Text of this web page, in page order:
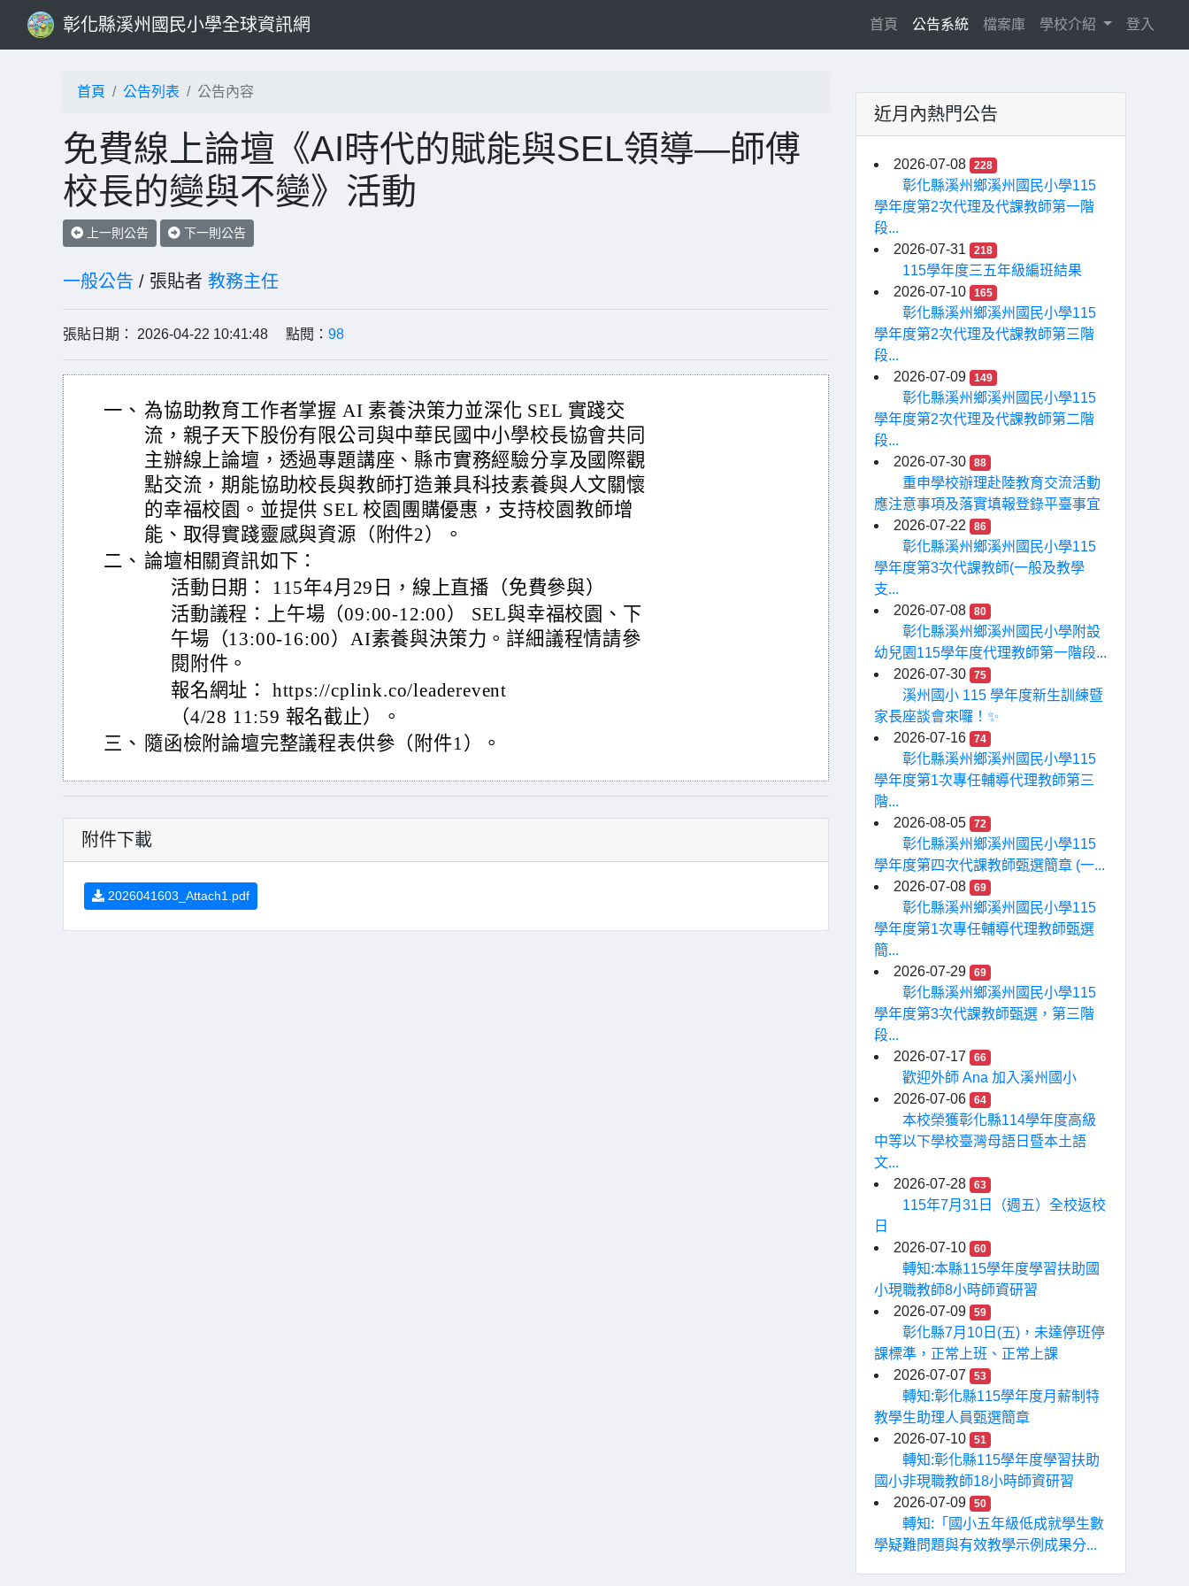
彰化縣溪州國民小學全球資訊網 首頁 (current)
公告系統 檔案庫 學校介紹 登入
首頁 公告列表 公告內容
免費線上論壇《AI時代的賦能與SEL領導—師傅
校長的變與不變》活動
上一則公告 下一則公告
一般公告 / 張貼者 教務主任
張貼日期： 2026-04-22 10:41:48 點閱： 98
一、 為協助教育工作者掌握 AI 素養決策力並深化 SEL 實踐交
流，親子天下股份有限公司與中華民國中小學校長協會共同
主辦線上論壇，透過專題講座、縣市實務經驗分享及國際觀
點交流，期能協助校長與教師打造兼具科技素養與人文關懷
的幸福校園。並提供 SEL 校園團購優惠，支持校園教師增
能、取得實踐靈感與資源（附件2）。
二、 論壇相關資訊如下：
活動日期： 115年4月29日，線上直播（免費參與）
活動議程：上午場（09:00-12:00） SEL與幸福校園、下
午場（13:00-16:00）AI素養與決策力。詳細議程情請參
閱附件。
報名網址： https://cplink.co/leaderevent
（4/28 11:59 報名截止）。
三、 隨函檢附論壇完整議程表供參（附件1）。
附件下載
2026041603_Attach1.pdf
近月內熱門公告
2026-07-08 228
彰化縣溪州鄉溪州國民小學115
學年度第2次代理及代課教師第一階
段...
2026-07-31
218
115學年度三五年級編班結果
2026-07-10
165
彰化縣溪州鄉溪州國民小學115
學年度第2次代理及代課教師第三階
段...
2026-07-09
149
彰化縣溪州鄉溪州國民小學115
學年度第2次代理及代課教師第二階
段...
2026-07-30
88
重申學校辦理赴陸教育交流活動
應注意事項及落實填報登錄平臺事宜
2026-07-22
86
彰化縣溪州鄉溪州國民小學115
學年度第3次代課教師(一般及教學
支...
2026-07-08
80
彰化縣溪州鄉溪州國民小學附設
幼兒園115學年度代理教師第一階段...
2026-07-30
75
溪州國小 115 學年度新生訓練暨
家長座談會來囉！✨
2026-07-16
74
彰化縣溪州鄉溪州國民小學115
學年度第1次專任輔導代理教師第三
階...
2026-08-05
72
彰化縣溪州鄉溪州國民小學115
學年度第四次代課教師甄選簡章 (一...
2026-07-08
69
彰化縣溪州鄉溪州國民小學115
學年度第1次專任輔導代理教師甄選
簡...
2026-07-29
69
彰化縣溪州鄉溪州國民小學115
學年度第3次代課教師甄選，第三階
段...
2026-07-17
66
歡迎外師 Ana 加入溪州國小
2026-07-06
64
本校榮獲彰化縣114學年度高級
中等以下學校臺灣母語日暨本土語
文...
2026-07-28
63
115年7月31日（週五）全校返校
日
2026-07-10
60
轉知:本縣115學年度學習扶助國
小現職教師8小時師資研習
2026-07-09
59
彰化縣7月10日(五)，未達停班停
課標準，正常上班、正常上課
2026-07-07
53
轉知:彰化縣115學年度月薪制特
教學生助理人員甄選簡章
2026-07-10
51
轉知:彰化縣115學年度學習扶助
國小非現職教師18小時師資研習
2026-07-09
50
轉知:「國小五年級低成就學生數
學疑難問題與有效教學示例成果分...